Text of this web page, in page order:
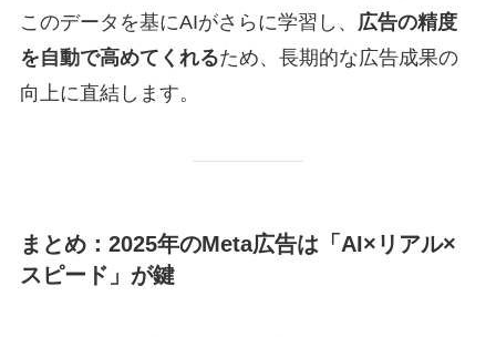
このデータを基にAIがさらに学習し、 広告の精度
を自動で高めてくれるため、長期的な広告成果の
向上に直結します。
まとめ：2025年のMeta広告は「AI×リアル×
スピード」が鍵